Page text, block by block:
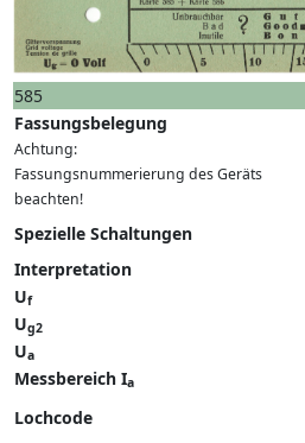
585
Fassungsbelegung
Achtung:
Fassungsnummerierung des Geräts
beachten!
Spezielle Schaltungen
Interpretation
Uf
Ug2
Ua
Messbereich Ia
Lochcode